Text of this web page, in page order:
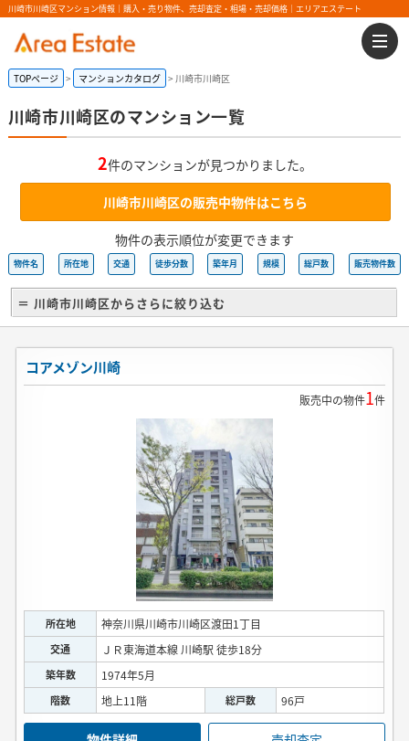
川崎市川崎区マンション情報｜購入・売り物件、売却査定・相場・売却価格｜エリアエステート
TOPページ マンションカタログ 川崎市川崎区
川崎市川崎区のマンション一覧
2件のマンションが見つかりました。
川崎市川崎区の販売中物件はこちら
物件の表示順位が変更できます
物件名 所在地 交通 徒歩分数 築年月 規模 総戸数 販売物件数
＝ 川崎市川崎区からさらに絞り込む
コアメゾン川崎
販売中の物件1件
所在地 神奈川県川崎市川崎区渡田1丁目
交通 ＪＲ東海道本線 川崎駅 徒歩18分
築年数 1974年5月
階数 地上11階 総戸数 96戸